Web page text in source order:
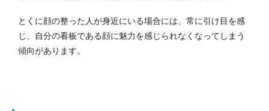
とくに顔の整った人が身近にいる場合には、常に引け目を感
じ、自分の看板である顔に魅力を感じられなくなってしまう
傾向があります。